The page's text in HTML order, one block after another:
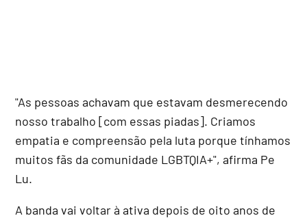
"As pessoas achavam que estavam desmerecendo
nosso trabalho [com essas piadas]. Criamos
empatia e compreensão pela luta porque tínhamos
muitos fãs da comunidade LGBTQIA+", afirma Pe
Lu.
A banda vai voltar à ativa depois de oito anos de